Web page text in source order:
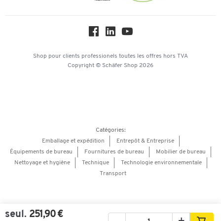
seul. 251,90 €
Shop pour clients professionels toutes les offres hors TVA
Copyright © Schäfer Shop 2026
Catégories:
Emballage et expédition
Entrepôt & Entreprise
Équipements de bureau
Fournitures de bureau
Mobilier de bureau
Nettoyage et hygiène
Technique
Technologie environnementale
Transport